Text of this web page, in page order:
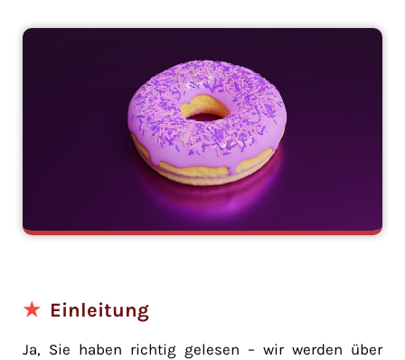
Einleitung
Ja, Sie haben richtig gelesen – wir werden über